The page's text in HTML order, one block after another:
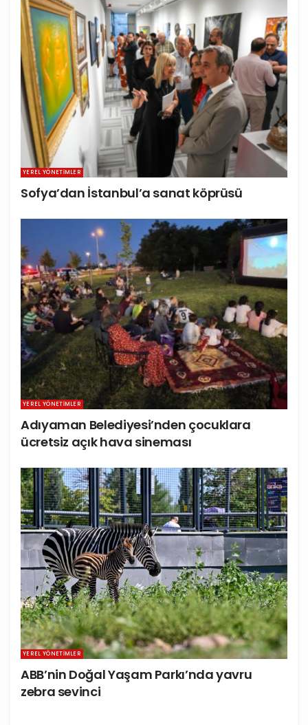
YEREL YÖNETIMLER
Sofya’dan İstanbul’a sanat köprüsü
YEREL YÖNETIMLER
Adıyaman Belediyesi’nden çocuklara
ücretsiz açık hava sineması
YEREL YÖNETIMLER
ABB’nin Doğal Yaşam Parkı’nda yavru
zebra sevinci